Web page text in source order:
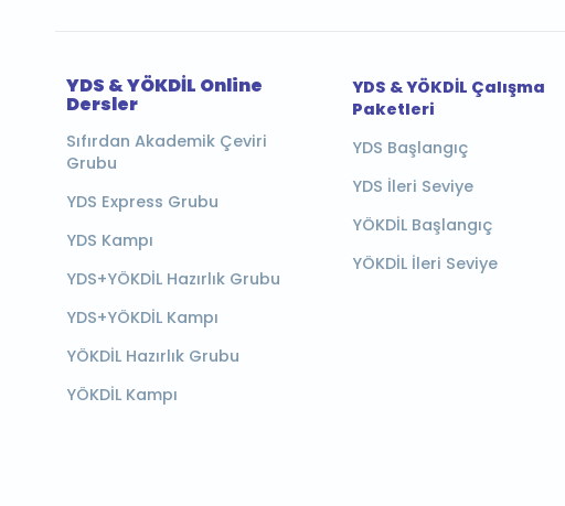
YDS & YÖKDİL Online
Dersler
Sıfırdan Akademik Çeviri
Grubu
YDS Express Grubu
YDS Kampı
YDS+YÖKDİL Hazırlık Grubu
YDS+YÖKDİL Kampı
YÖKDİL Hazırlık Grubu
YÖKDİL Kampı
YDS & YÖKDİL Çalışma
Paketleri
YDS Başlangıç
YDS İleri Seviye
YÖKDİL Başlangıç
YÖKDİL İleri Seviye